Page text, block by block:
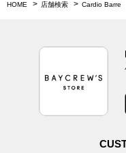
HOME 店舗検索 Cardio Barre